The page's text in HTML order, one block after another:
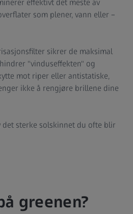
effektivt det meste av
som plener, vann eller –
sikrer de maksimal
"vinduseffekten" og
mot riper eller antistatiske,
ikke å rengjøre brillene dine
sterke solskinnet du ofte blir
greenen?